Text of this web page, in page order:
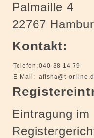
Palmaille 4
22767
Kontakt:
Telefon: 040-38 14 79
E-Mail:
afisha@t-
Eintragung im